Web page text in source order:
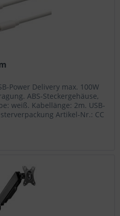
Power Delivery max. 100W
ABS-Steckergehäuse,
weiß. Kabellänge: 2m. USB-
Artikel-Nr.: CC